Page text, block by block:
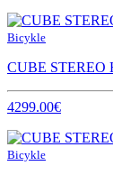
Bicykle
CUBE STEREO
4299.00€
Bicykle